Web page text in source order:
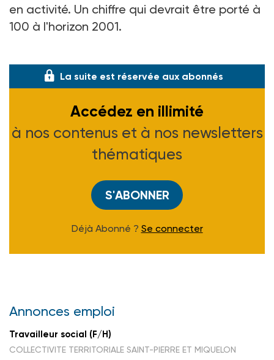
en activité. Un chiffre qui devrait être porté à
100 à l'horizon 2001.
La suite est réservée aux abonnés
Accédez en illimité
à nos contenus et à nos newsletters
thématiques
S'ABONNER
Déjà Abonné ? Se connecter
Annonces emploi
Travailleur social (F/H)
COLLECTIVITE TERRITORIALE SAINT-PIERRE ET MIQUELON